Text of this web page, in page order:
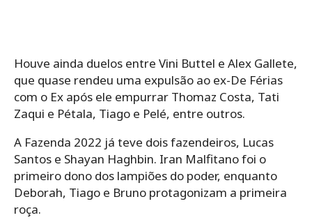
Houve ainda duelos entre Vini Buttel e Alex Gallete,
que quase rendeu uma expulsão ao ex-De Férias
com o Ex após ele empurrar Thomaz Costa, Tati
Zaqui e Pétala, Tiago e Pelé, entre outros.
A Fazenda 2022 já teve dois fazendeiros, Lucas
Santos e Shayan Haghbin. Iran Malfitano foi o
primeiro dono dos lampiões do poder, enquanto
Deborah, Tiago e Bruno protagonizam a primeira
roça.